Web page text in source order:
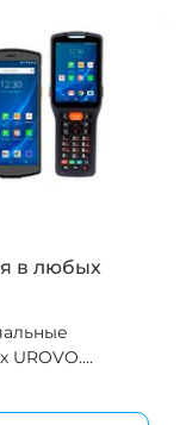
в любых
UROVO....